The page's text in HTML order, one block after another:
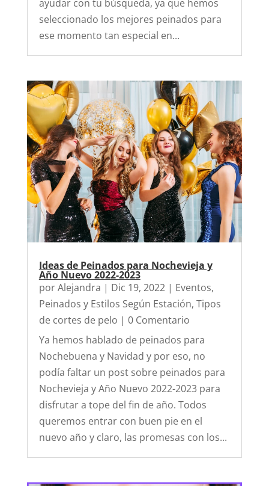
ayudar con tu búsqueda, ya que hemos
seleccionado los mejores peinados para
ese momento tan especial en...
Ideas de Peinados para Nochevieja y
Año Nuevo 2022-2023
porAlejandra | Dic 19, 2022| Eventos,
Peinados y Estilos Según Estación, Tipos
de cortes de pelo | 0 Comentario
Ya hemos hablado de peinados para
Nochebuena y Navidad y por eso, no
podía faltar un post sobre peinados para
Nochevieja y Año Nuevo 2022-2023 para
disfrutar a tope del fin de año. Todos
queremos entrar con buen pie en el
nuevo año y claro, las promesas con los...